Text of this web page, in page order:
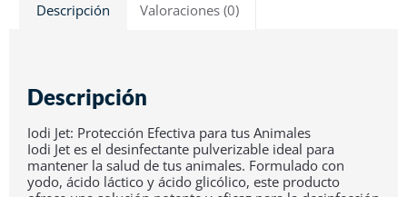
Descripción Valoraciones (0)
Descripción
Iodi Jet: Protección Efectiva para tus Animales
Iodi Jet es el desinfectante pulverizable ideal para
mantener la salud de tus animales. Formulado con
yodo, ácido láctico y ácido glicólico, este producto